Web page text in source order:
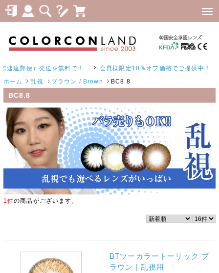
郵便）発送を無料で！ 会員様限定10％オフ価格でご提供中！
ホーム 乱視 ブラウン / Brown BC8.8
BC8.8
1件の商品がございます。
BTツーカラートーリック ブ
ラウン | 乱視用